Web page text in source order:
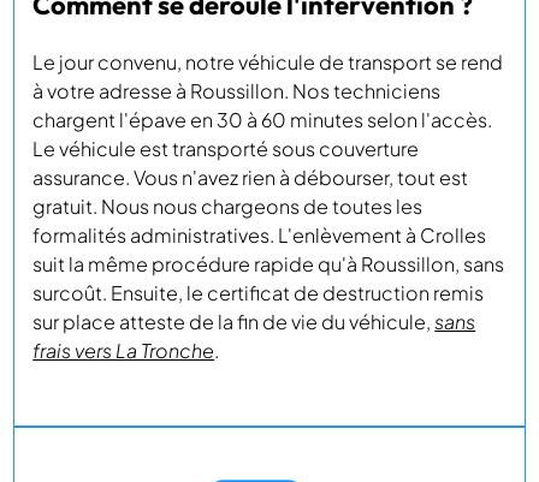
Le jour convenu, notre véhicule de transport se rend
à votre adresse à Roussillon. Nos techniciens
chargent l'épave en 30 à 60 minutes selon l'accès.
Le véhicule est transporté sous couverture
assurance. Vous n'avez rien à débourser, tout est
gratuit. Nous nous chargeons de toutes les
formalités administratives. L'enlèvement à Crolles
suit la même procédure rapide qu'à Roussillon, sans
surcoût. Ensuite, le certificat de destruction remis
sur place atteste de la fin de vie du véhicule,sans
frais vers La Tronche.